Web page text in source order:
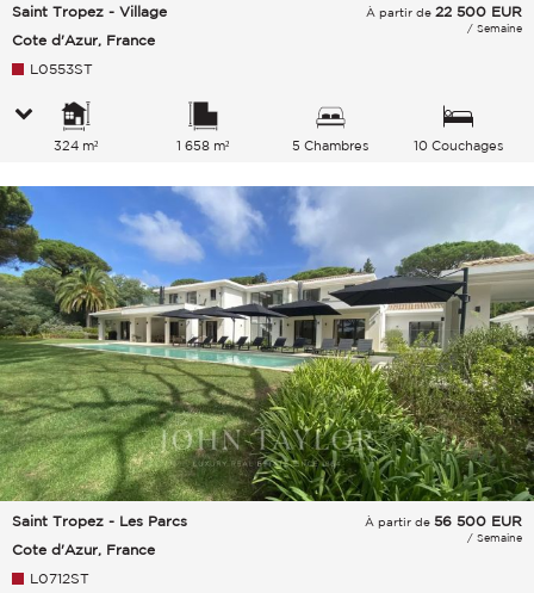
Saint Tropez - Village
Cote d'Azur, France
À partir de 22 500 EUR
/ Semaine
L0553ST
324 m² 1 658 m² 5 Chambres 10 Couchages
Saint Tropez - Les Parcs
Cote d'Azur, France
À partir de 56 500 EUR
/ Semaine
L0712ST